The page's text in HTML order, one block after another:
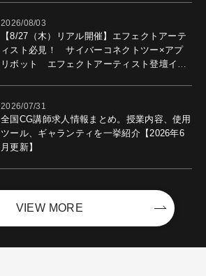
2026/08/03
【8/27（木）リアル開催】エフェクトアーテ
ィスト必見！ サイバーコネクトツー×アプ
リボット エフェクトアーティスト登壇イベ
2026/07/31
全国CG講師求人情報まとめ。授業内容、使用
ツール、ギャランティを一挙紹介【2026年6
月更新】
VIEW MORE